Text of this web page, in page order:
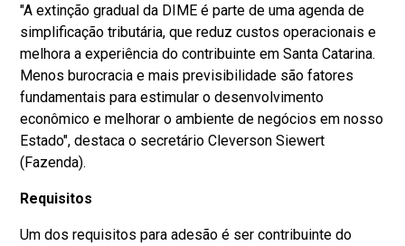
"A extinção gradual da DIME é parte de uma agenda de
simplificação tributária, que reduz custos operacionais e
melhora a experiência do contribuinte em Santa Catarina.
Menos burocracia e mais previsibilidade são fatores
fundamentais para estimular o desenvolvimento
econômico e melhorar o ambiente de negócios em nosso
Estado", destaca o secretário Cleverson Siewert
(Fazenda).
Requisitos
Um dos requisitos para adesão é ser contribuinte do